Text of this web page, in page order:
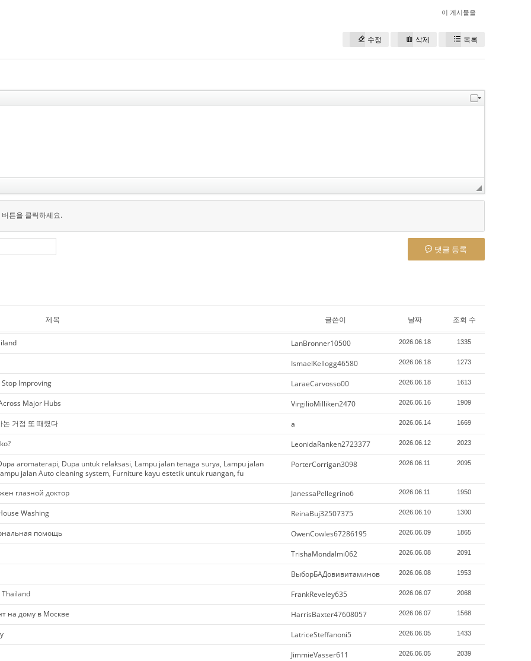
이 게시물을
수정 삭제 목록
튼을 클릭하세요.
댓글 등록
제목 글쓴이 날짜 조회 수
LanBronner10500 2026.06.18 1335
IsmaelKellogg46580 2026.06.18 1273
Improving LaraeCarvosso00 2026.06.18 1613
Major Hubs VirgilioMilliken2470 2026.06.16 1909
논 거점 또 때렸다 a 2026.06.14 1669
LeonidaRanken2723377 2026.06.12 2023
aromaterapi, Dupa untuk relaksasi, Lampu jalan tenaga surya, Lampu jalan
jalan Auto cleaning system, Furniture kayu estetik untuk ruangan, fu
PorterCorrigan3098 2026.06.11 2095
глазной доктор JanessaPellegrino6 2026.06.11 1950
Washing ReinaBuj32507375 2026.06.10 1300
помощь OwenCowles67286195 2026.06.09 1865
TrishaMondalmi062 2026.06.08 2091
ВыборБАДовивитаминов 2026.06.08 1953
Thailand FrankReveley635 2026.06.07 2068
на дому в Москве HarrisBaxter47608057 2026.06.07 1568
LatriceSteffanoni5 2026.06.05 1433
JimmieVasser611 2026.06.05 2039